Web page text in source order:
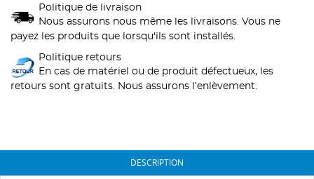
Politique de livraison
Nous assurons nous même les livraisons. Vous ne
payez les produits que lorsqu'ils sont installés.
Politique retours
En cas de matériel ou de produit défectueux, les
retours sont gratuits. Nous assurons l’enlèvement.
DESCRIPTION